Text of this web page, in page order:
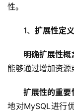
性。
1、 扩展性定义
明确扩展性概
能够通过增加资源
扩展性的重要
地对MySQL进行